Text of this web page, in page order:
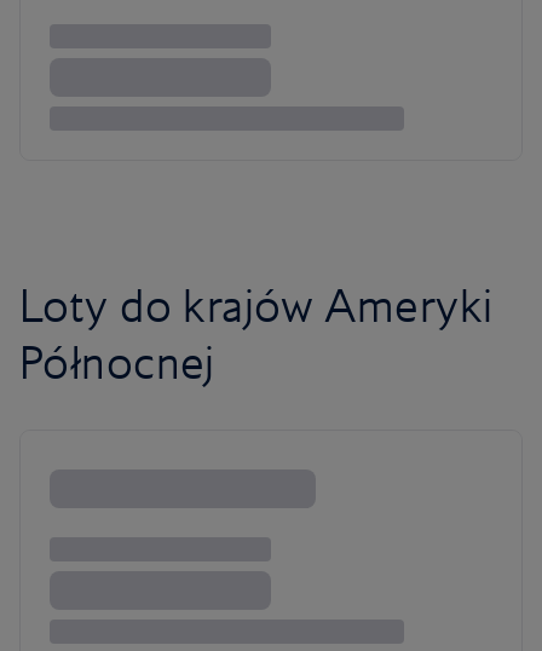
Loty do krajów Ameryki
Północnej